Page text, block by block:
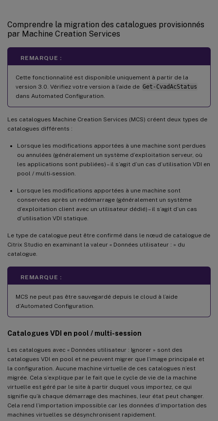
Comprendre la migration des catalogues provisionnés
par Machine Creation Services
REMARQUE :
Cette fonctionnalité est disponible uniquement à partir de la
version 3.0. Vérifiez votre version à l’aide de Get-CvadAcStatus
dans Automated Configuration.
Les catalogues Machine Creation Services (MCS) créent deux types de
catalogues différents :
Lorsque les modifications apportées à une machine sont perdues
ou annulées (généralement un système d’exploitation serveur, où
les applications sont publiées) – il s’agit d’un cas d’utilisation VDI en
pool / multi-session.
Lorsque les modifications apportées à une machine sont
conservées après un redémarrage (généralement un système
d’exploitation client avec un utilisateur dédié) – il s’agit d’un cas
d’utilisation VDI statique.
Le type de catalogue peut être confirmé dans le nœud de catalogue de
Citrix Studio en examinant la valeur « Données utilisateur : » du
catalogue.
REMARQUE :
MCS ne peut pas être sauvegardé depuis le cloud à l’aide
d’Automated Configuration.
Catalogues VDI en pool / multi-session
Les catalogues avec « Données utilisateur : Ignorer » sont des
catalogues VDI en pool et ne peuvent migrer que l’image principale et
la configuration. Aucune machine virtuelle de ces catalogues n’est
migrée. Cela s’explique par le fait que le cycle de vie de la machine
virtuelle est géré par le site à partir duquel vous importez, ce qui
signifie qu’à chaque démarrage des machines, leur état peut changer.
Cela rend l’importation impossible car les données d’importation des
machines virtuelles se désynchronisent rapidement.